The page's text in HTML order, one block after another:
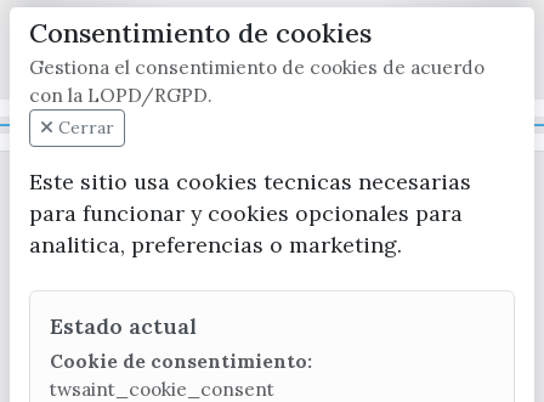
x / twitter facebook youtube instagram
CONTACTA CON LA OFICINA DE TURISMO
(+34) 952 541 104
Consentimiento de cookies
Gestiona el consentimiento de cookies de acuerdo
con la LOPD/RGPD.
Cerrar
Este sitio usa cookies tecnicas necesarias
para funcionar y cookies opcionales para
analitica, preferencias o marketing.
Estado actual
Cookie de consentimiento:
twsaint_cookie_consent